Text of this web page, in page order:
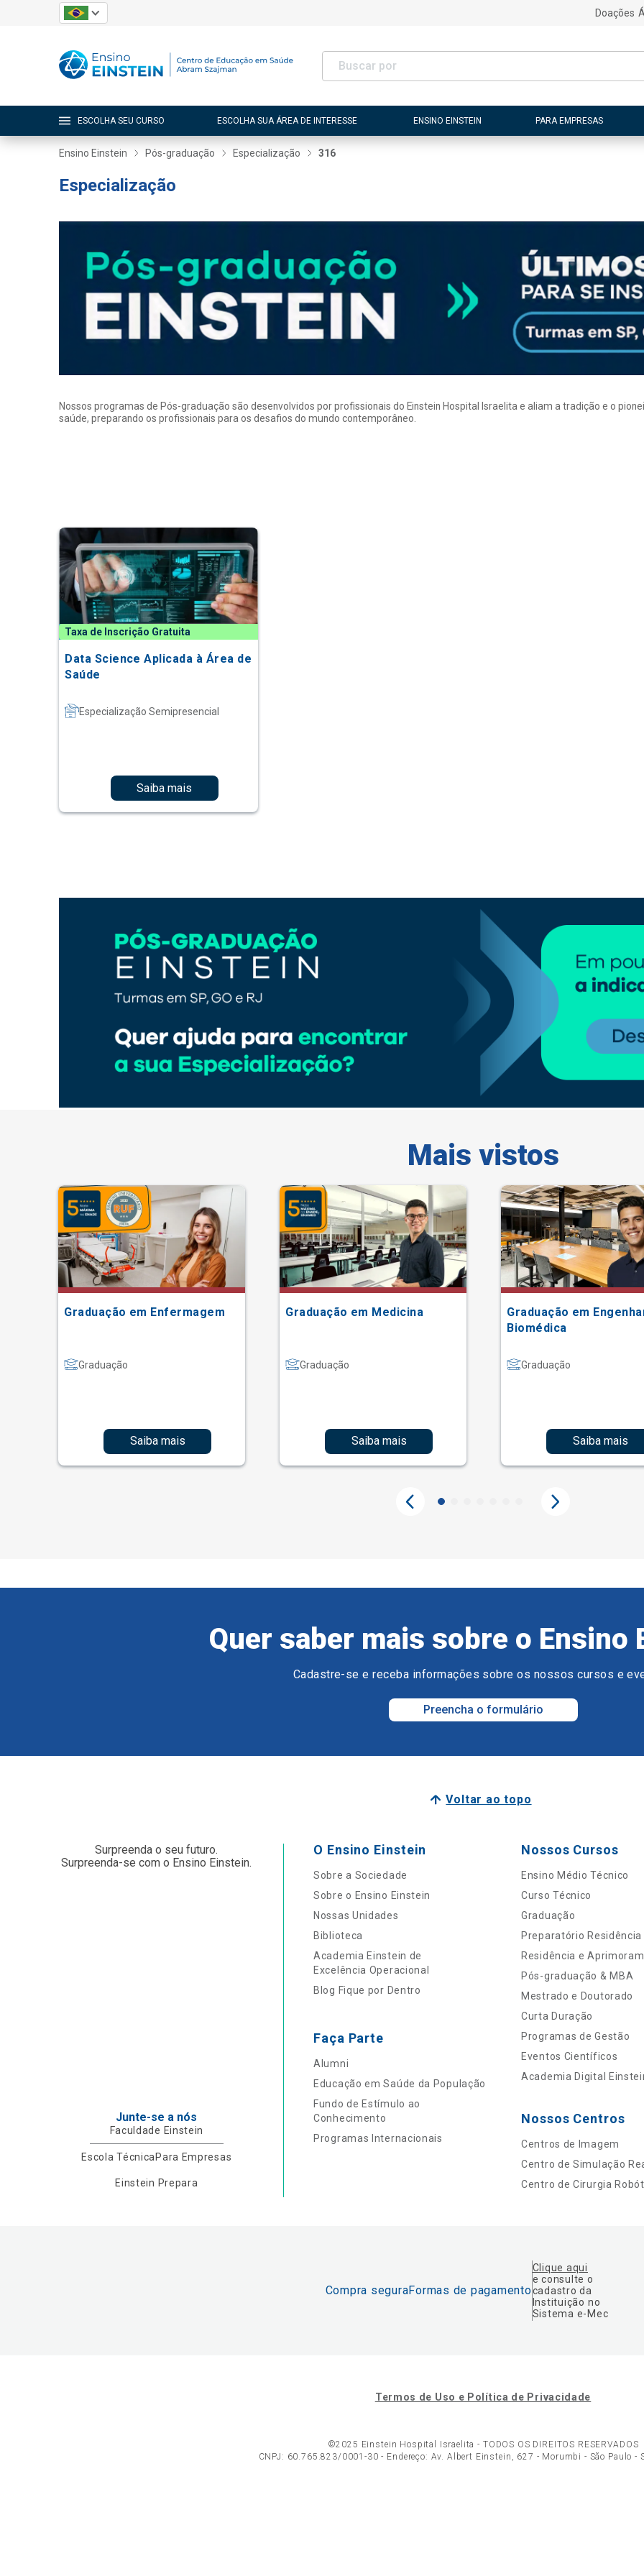
Doações
ESCOLHA SEU CURSO ESCOLHA SUA ÁREA DE INTERESSE ENSINO EINSTEIN PARA EMPRESAS
Ensino Einstein Pós-graduação Especialização 316
Especialização
Nossos programas de Pós-graduação são desenvolvidos por profissionais do Einstein Hospital Israelita e aliam a tradição e o
saúde, preparando os profissionais para os desafios do mundo contemporâneo.
Taxa de Inscrição Gratuita
Data Science Aplicada à Área de
Saúde
Especialização Semipresencial
Saiba mais
Mais vistos
Graduação em Enfermagem
Graduação
Saiba mais
Graduação em Medicina
Graduação
Saiba mais
Graduação em
Biomédica
Graduação
Saiba mais
Quer saber mais sobre o Ensino
Cadastre-se e receba informações sobre os nossos cursos e
Preencha o formulário
Voltar ao topo
Surpreenda o seu futuro.
Surpreenda-se com o Ensino Einstein.
Junte-se a nós
Faculdade Einstein
Escola TécnicaPara Empresas
Einstein Prepara
O Ensino Einstein
Sobre a Sociedade
Sobre o Ensino Einstein
Nossas Unidades
Biblioteca
Academia Einstein de
Excelência Operacional
Blog Fique por Dentro
Faça Parte
Alumni
Educação em Saúde da População
Fundo de Estímulo ao
Conhecimento
Programas Internacionais
Nossos Cursos
Ensino Médio Técnico
Curso Técnico
Graduação
Preparatório Residência
Residência e
Pós-graduação & MBA
Mestrado e Doutorado
Curta Duração
Programas de Gestão
Eventos Científicos
Academia Digital
Nossos Centros
Centros de Imagem
Centro de Simulação
Centro de Cirurgia
Compra seguraFormas de pagamento
Clique aqui
e consulte o
cadastro da
Instituição no
Sistema e-Mec
Termos de Uso e Política de Privacidade
©2025 Einstein Hospital Israelita - TODOS OS DIREITOS RESERVADOS
CNPJ: 60.765.823/0001-30 - Endereço: Av. Albert Einstein, 627 - Morumbi - São Paulo -